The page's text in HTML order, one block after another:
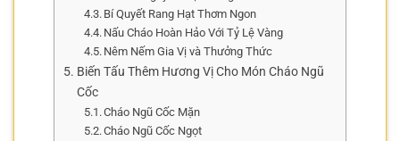
Bí Quyết Rang Hạt Thơm Ngon
Nấu Cháo Hoàn Hảo Với Tỷ Lệ Vàng
Nêm Nếm Gia Vị và Thưởng Thức
Biến Tấu Thêm Hương Vị Cho Món Cháo Ngũ
Cốc
Cháo Ngũ Cốc Mặn
Cháo Ngũ Cốc Ngọt